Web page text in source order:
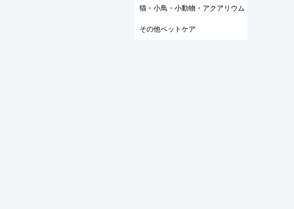
猫・小鳥・小動物・アクアリウム
その他ペットケア